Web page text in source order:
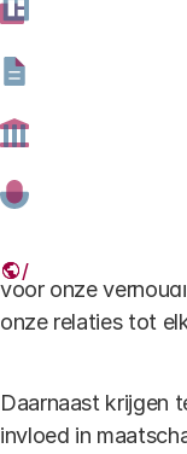
Foto: Rathenau Instituut
In het huidige
specifieke
huid’: kunstmatige
beter na te
voor onze
onze relaties tot
Daarnaast krijgen
invloed in